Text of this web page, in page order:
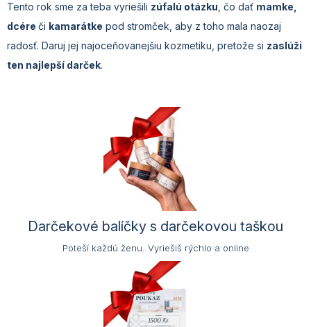
Tento rok sme za teba vyriešili zúfalú otázku , čo dať mamke,
dcére či kamarátke pod stromček, aby z toho mala naozaj
radosť. Daruj jej najoceňovanejšiu kozmetiku, pretože si zaslúži
ten najlepší darček.
Darčekové balíčky s darčekovou taškou
Poteší každú ženu. Vyriešiš rýchlo a online